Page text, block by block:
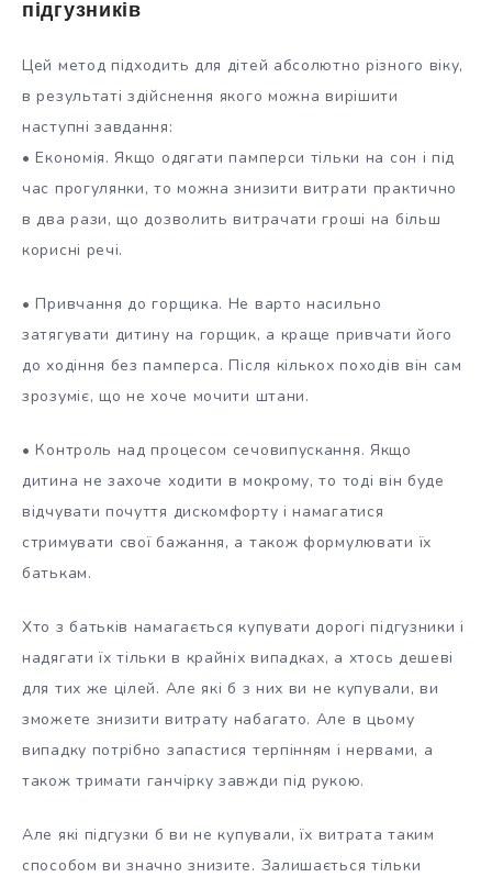
підгузників
Цей метод підходить для дітей абсолютно різного віку,
в результаті здійснення якого можна вирішити
наступні завдання:
• Економія. Якщо одягати памперси тільки на сон і під
час прогулянки, то можна знизити витрати практично
в два рази, що дозволить витрачати гроші на більш
корисні речі.
• Привчання до горщика. Не варто насильно
затягувати дитину на горщик, а краще привчати його
до ходіння без памперса. Після кількох походів він сам
зрозуміє, що не хоче мочити штани.
• Контроль над процесом сечовипускання. Якщо
дитина не захоче ходити в мокрому, то тоді він буде
відчувати почуття дискомфорту і намагатися
стримувати свої бажання, а також формулювати їх
батькам.
Хто з батьків намагається купувати дорогі підгузники і
надягати їх тільки в крайніх випадках, а хтось дешеві
для тих же цілей. Але які б з них ви не купували, ви
зможете знизити витрату набагато. Але в цьому
випадку потрібно запастися терпінням і нервами, а
також тримати ганчірку завжди під рукою.
Але які підгузки б ви не купували, їх витрата таким
способом ви значно знизите. Залишається тільки